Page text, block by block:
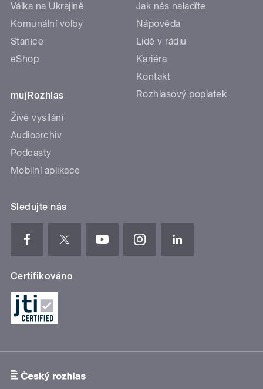
Válka na Ukrajině
Komunální volby
Stanice
eShop
mujRozhlas
Živé vysílání
Audioarchiv
Podcasty
Mobilní aplikace
Jak nás naladíte
Nápověda
Lidé v rádiu
Kariéra
Kontakt
Rozhlasový poplatek
Sledujte nás
Certifikováno